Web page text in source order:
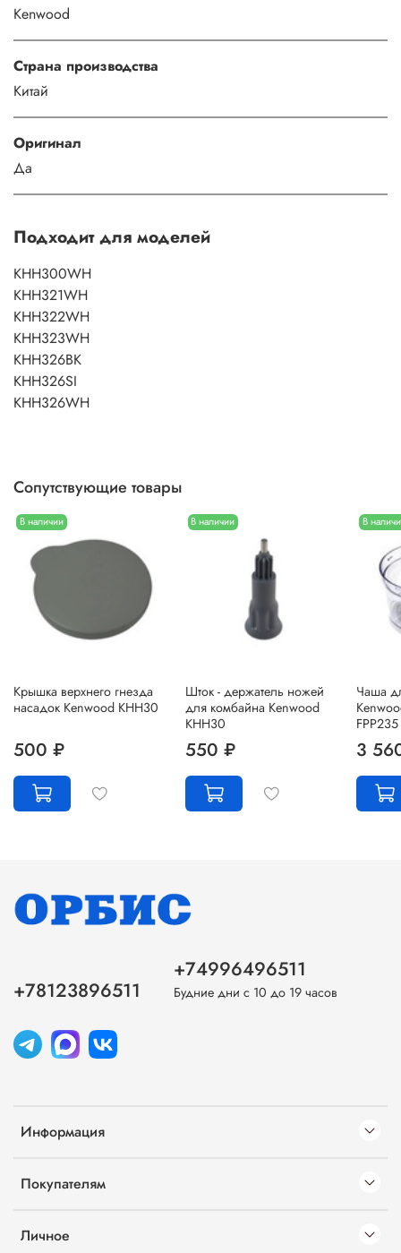
Kenwood
Страна производства
Китай
Оригинал
Да
Подходит для моделей
KHH300WH
KHH321WH
KHH322WH
KHH323WH
KHH326BK
KHH326SI
KHH326WH
Сопутствующие товары
В наличии
Крышка верхнего гнезда
насадок Kenwood KHH30
500 ₽
В наличии
Шток - держатель ножей
для комбайна Kenwood
KHH30
550 ₽
В
Чаша
FPP235
3
Информация
Покупателям
Личное
+78123896511
+74996496511
Будние дни с 10 до 19 часов